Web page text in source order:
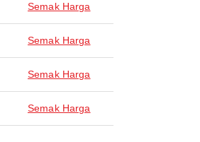
Semak Harga
Semak Harga
Semak Harga
Semak Harga